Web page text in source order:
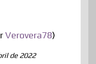
Verovera78)
de 2022